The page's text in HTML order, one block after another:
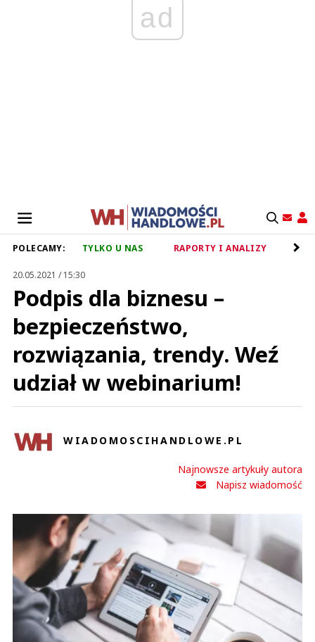
ad
POLECAMY: TYLKO U NAS RAPORTY I ANALIZY
20.05.2021 / 15:30
Podpis dla biznesu –
bezpieczeństwo,
rozwiązania, trendy. Weź
udział w webinarium!
WIADOMOSCIHANDLOWE.PL
Najnowsze artykuły autora
Napisz wiadomość